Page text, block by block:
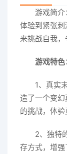
游戏简
体验到紧张
来挑战自我，
游戏特色
1、真实
造了一个变
的挑战，体验
2、独特
存方式，增